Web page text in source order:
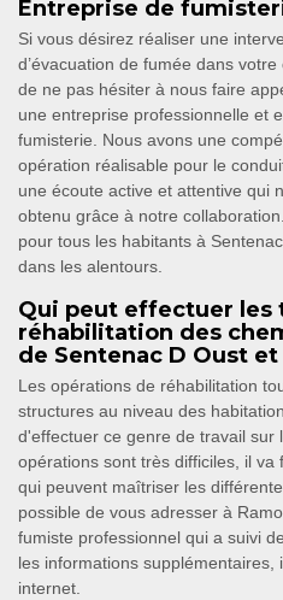
Entreprise de
Si vous désirez réaliser une
d’évacuation de fumée dans
de ne pas hésiter à nous faire
une entreprise professionnelle et
fumisterie. Nous avons une
opération réalisable pour le
une écoute active et attentive qui
obtenu grâce à notre
pour tous les habitants à
dans les alentours.
Qui peut effectuer les
réhabilitation des
de Sentenac D Oust
Les opérations de réhabilitation
structures au niveau des
d'effectuer ce genre de travail sur
opérations sont très difficiles, il
qui peuvent maîtriser les
possible de vous adresser à
fumiste professionnel qui a suivi
les informations supplémentaires,
internet.